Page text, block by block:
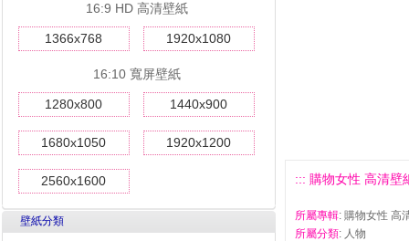
16:9 HD 高清壁紙
1366x768 1920x1080
16:10 寬屏壁紙
1280x800 1440x900
1680x1050 1920x1200
2560x1600
壁紙分類
::: 購物女性 高清壁
所屬專輯: 購物女性 高
所屬分類: 人物